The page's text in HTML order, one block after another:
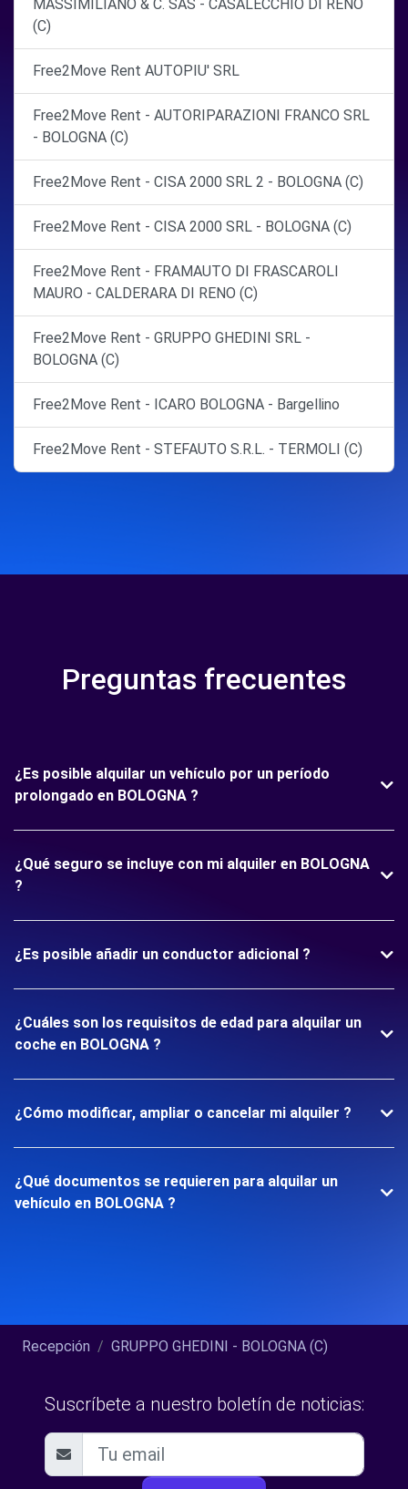
MASSIMILIANO & C. SAS - CASALECCHIO DI RENO
(C)
Free2Move Rent AUTOPIU' SRL
Free2Move Rent - AUTORIPARAZIONI FRANCO SRL
- BOLOGNA (C)
Free2Move Rent - CISA 2000 SRL 2 - BOLOGNA (C)
Free2Move Rent - CISA 2000 SRL - BOLOGNA (C)
Free2Move Rent - FRAMAUTO DI FRASCAROLI
MAURO - CALDERARA DI RENO (C)
Free2Move Rent - GRUPPO GHEDINI SRL -
BOLOGNA (C)
Free2Move Rent - ICARO BOLOGNA - Bargellino
Free2Move Rent - STEFAUTO S.R.L. - TERMOLI (C)
Preguntas frecuentes
¿Es posible alquilar un vehículo por un período
prolongado en BOLOGNA ?
¿Qué seguro se incluye con mi alquiler en BOLOGNA
?
¿Es posible añadir un conductor adicional ?
¿Cuáles son los requisitos de edad para alquilar un
coche en BOLOGNA ?
¿Cómo modificar, ampliar o cancelar mi alquiler ?
¿Qué documentos se requieren para alquilar un
vehículo en BOLOGNA ?
Recepción GRUPPO GHEDINI - BOLOGNA (C)
Suscríbete a nuestro boletín de noticias: